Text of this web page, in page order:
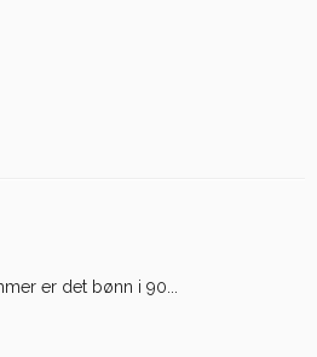
er det bønn i 90...